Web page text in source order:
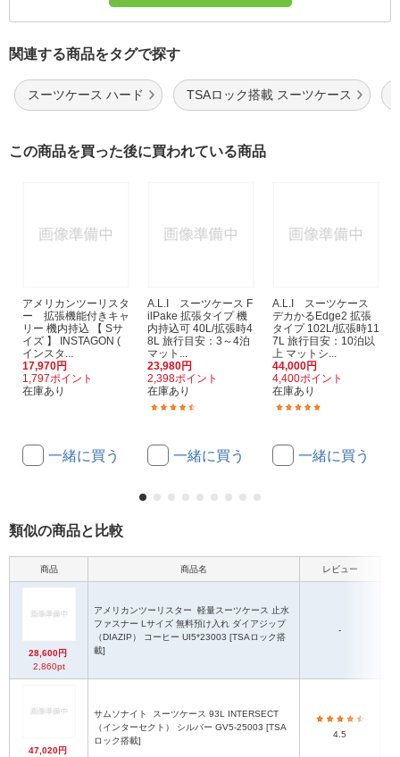
関連する商品をタグで探す
スーツケース ハード TSAロック搭載 スーツケース
この商品を買った後に買われている商品
アメリカンツーリスタ
ー 拡張機能付きキャ
リー 機内持込 【 Sサ
イズ 】 INSTAGON (
インスタ...
17,970円
1,797ポイント
在庫あり
一緒に買う
A.L.I スーツケース F
ilPake 拡張タイプ 機
内持込可 40L/拡張時4
8L 旅行目安：3～4泊
マット...
23,980円
2,398ポイント
在庫あり
一緒に買う
A.L.I スーツケース
デカかるEdge2 拡張
タイプ 102L/拡張時11
7L 旅行目安：10泊以
上 マットシ...
44,000円
4,400ポイント
在庫あり
一緒に買う
類似の商品と比較
商品 商品名 レビュー
28,600円
2,860pt
アメリカンツーリスター
ファスナー Lサイズ 無料預け入れ ダイアジップ
（DIAZIP） コーヒー UI5*23003 [TSAロック搭
載]
-
47,020円
サムソナイト
（インターセクト） シルバー GV5-25003 [TSA
ロック搭載]
4.5